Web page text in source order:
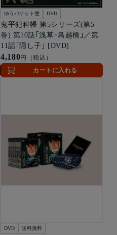
ゆうパケット便 DVD
鬼平犯科帳 第5シリーズ(第5
巻) 第10話｢浅草･鳥越橋｣／第
11話｢隠し子｣ [DVD]
4,180円（税込）
カートに入れる
DVD 送料無料